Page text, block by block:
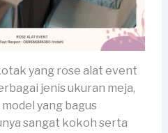
yang rose alat event
jenis ukuran meja,
yang bagus
sangat kokoh serta